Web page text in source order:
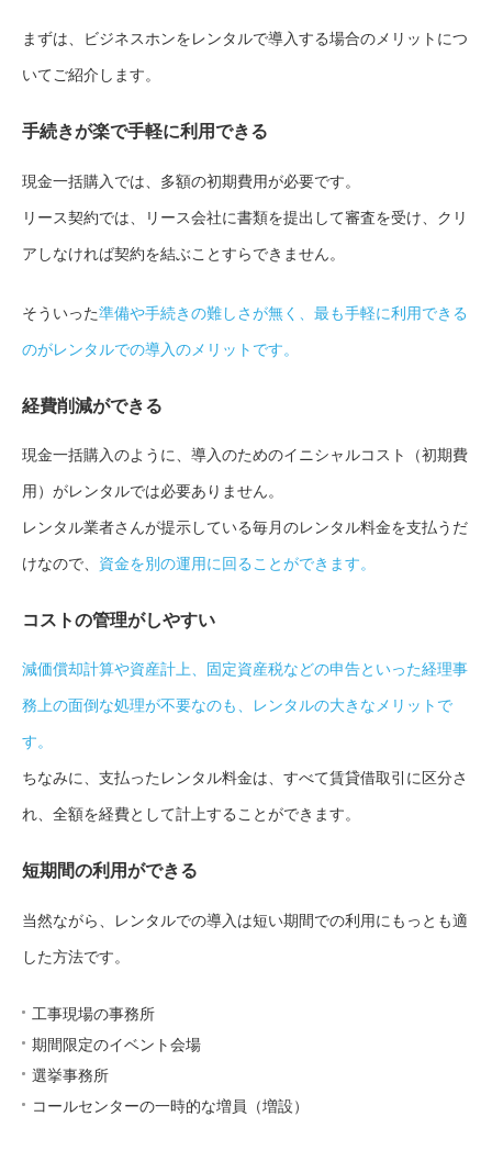
まずは、ビジネスホンをレンタルで導入する場合のメリットにつ
いてご紹介します。
手続きが楽で手軽に利用できる
現金一括購入では、多額の初期費用が必要です。
リース契約では、リース会社に書類を提出して審査を受け、クリ
アしなければ契約を結ぶことすらできません。
そういった準備や手続きの難しさが無く、最も手軽に利用できる
のがレンタルでの導入のメリットです。
経費削減ができる
現金一括購入のように、導入のためのイニシャルコスト（初期費
用）がレンタルでは必要ありません。
レンタル業者さんが提示している毎月のレンタル料金を支払うだ
けなので、 資金を別の運用に回ることができます。
コストの管理がしやすい
減価償却計算や資産計上、固定資産税などの申告といった経理事
務上の面倒な処理が不要なのも、レンタルの大きなメリットで
す。
ちなみに、 支払ったレンタル料金は、すべて賃貸借取引に区分さ
れ、全額を経費として計上することができます。
短期間の利用ができる
当然ながら、レンタルでの導入は短い期間での利用にもっとも適
した方法です。
工事現場の事務所
期間限定のイベント会場
選挙事務所
コールセンターの一時的な増員（増設）